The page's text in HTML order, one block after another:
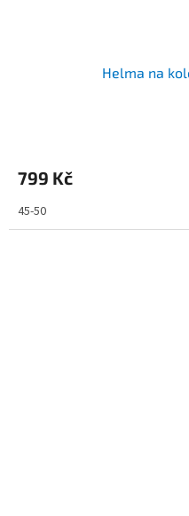
Helma na
799 Kč
45-50